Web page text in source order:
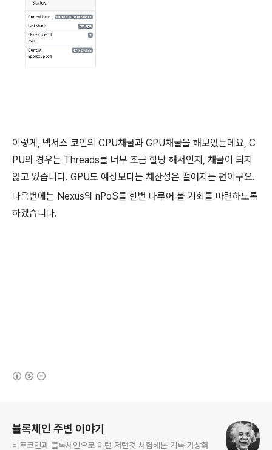
이렇게, 넥서스 코인의 CPU채굴과 GPU채굴을 해보았는데요, C
PU의 경우는 Threads를 너무 조금 할당 해서인지, 채굴이 되지
않고 있습니다. GPU도 예상보다는 채산성은 떨어지는 편이구요.
다음번에는 Nexus의 nPoS를 한번 다루어 볼 기회를 마련하도록
하겠습니다.
블록체인 주변 이야기
비트코인과 블록체인으로 이런 저런것 체험해본 기록 가상화